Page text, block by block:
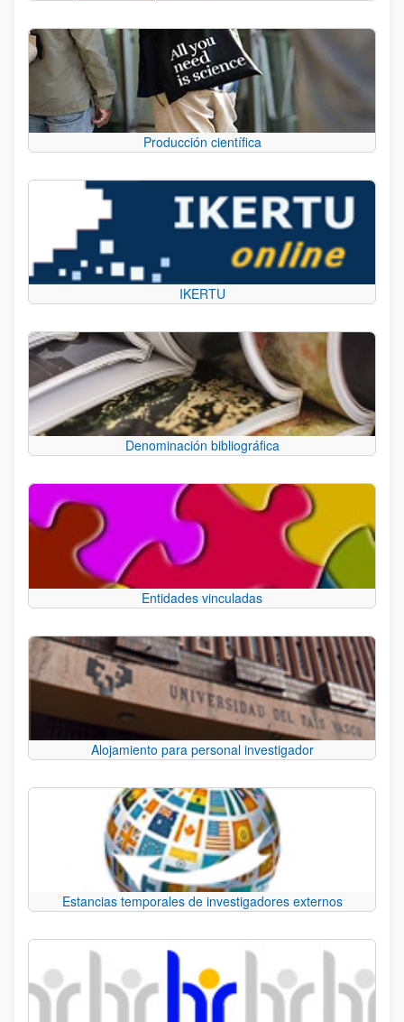
Producción científica
IKERTU
Denominación bibliográfica
Entidades vinculadas
Alojamiento para personal investigador
Estancias temporales de investigadores externos